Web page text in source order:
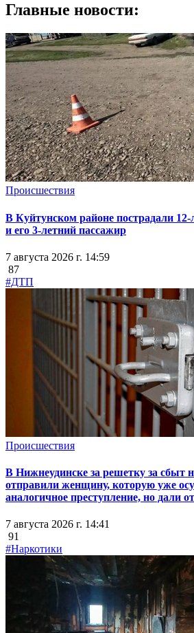
Главные новости:
Происшествия
В Куйтунском районе пострадали
и его 3-летний пассажир
7 августа 2026 г. 14:59
87
#ДТП
Происшествия
В Нижнеудинске за решетку за сбыт
отправили женщину, которую уже
аналогичное преступление, но дали
7 августа 2026 г. 14:41
91
#Наркотики